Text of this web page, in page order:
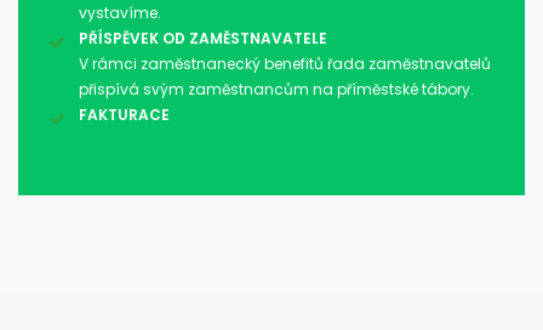
vystavíme.
PŘÍSPĚVEK OD ZAMĚSTNAVATELE
V rámci zaměstnanecký benefitů řada zaměstnavatelů
přispívá svým zaměstnancům na příměstské tábory.
FAKTURACE